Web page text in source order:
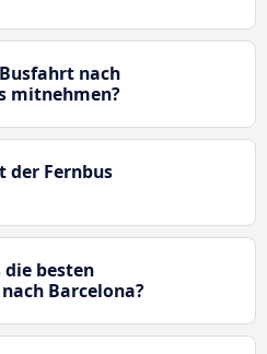
nach
mitnehmen?
der Fernbus
die besten
Barcelona?